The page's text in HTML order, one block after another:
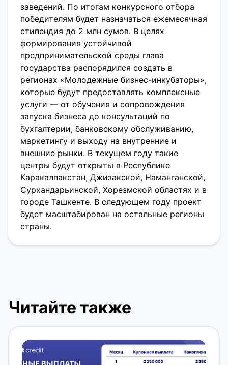
заведений. По итогам конкурсного отбора
победителям будет назначаться ежемесячная
стипендия до 2 млн сумов. В целях
формирования устойчивой
предпринимательской среды глава
государства распорядился создать в
регионах «Молодежные бизнес-инкубаторы»,
которые будут предоставлять комплексные
услуги — от обучения и сопровождения
запуска бизнеса до консультаций по
бухгалтерии, банковскому обслуживанию,
маркетингу и выходу на внутренние и
внешние рынки. В текущем году такие
центры будут открыты в Республике
Каракалпакстан, Джизакской, Наманганской,
Сурхандарьинской, Хорезмской областях и в
городе Ташкенте. В следующем году проект
будет масштабирован на остальные регионы
страны.
Читайте также